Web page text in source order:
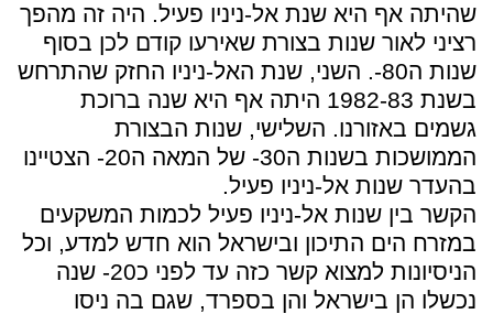
שהיתה אף היא שנת אל-ניניו פעיל. היה זה מהפך
רציני לאור שנות בצורת שאירעו קודם לכן בסוף
שנות ה80-. השני, שנת האל-ניניו החזק שהתרחש
בשנת 1982-83 היתה אף היא שנה ברוכת
גשמים באזורנו. השלישי, שנות הבצורת
הממושכות בשנות ה30- של המאה ה20- הצטיינו
בהעדר שנות אל-ניניו פעיל.
הקשר בין שנות אל-ניניו פעיל לכמות המשקעים
במזרח הים התיכון ובישראל הוא חדש למדע, וכל
הניסיונות למצוא קשר כזה עד לפני כ20- שנה
נכשלו הן בישראל והן בספרד, שגם בה ניסו